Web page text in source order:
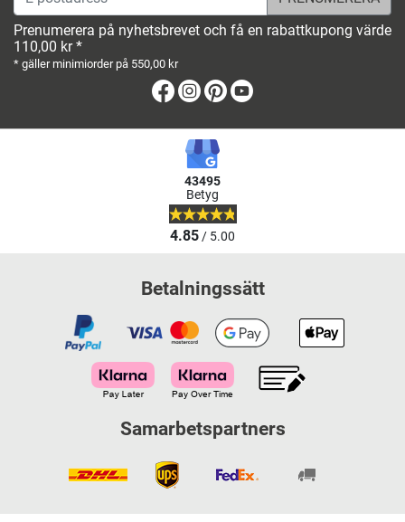
Prenumerera på nyhetsbrevet och få en rabattkupong värde
110,00 kr *
* gäller minimiorder på 550,00 kr
Facebook
Instagram
Pinterest
43495
Betyg
4.85/ 5.00
Betalningssätt
Samarbetspartners